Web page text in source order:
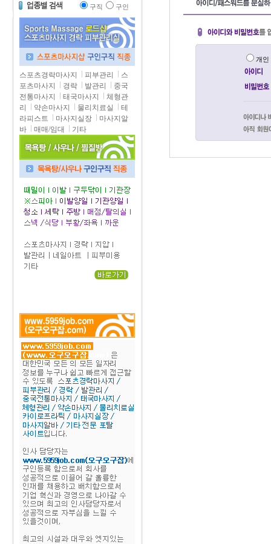
구직 구인
스포츠경락마사지 피부관리
스
포츠마사지
경락 발관리
중국
전통마사지
태국마사지
체형관
리
약손마사지 물리치료실
테
라피스트
마사지실장
마사지알
바
매매/임대 기타
개